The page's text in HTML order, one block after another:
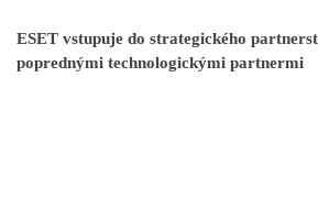
ESET vstupuje do strategického
poprednými technologickými partnermi